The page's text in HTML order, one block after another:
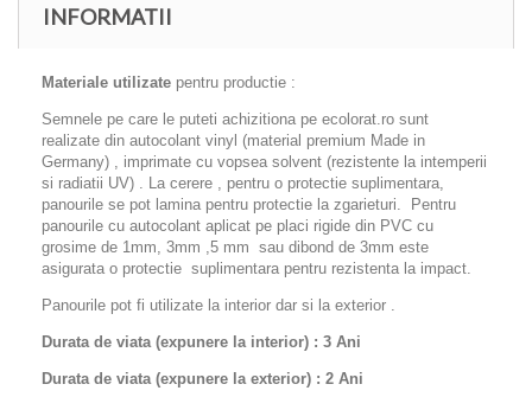
INFORMATII
Materiale utilizate pentru productie :
Semnele pe care le puteti achizitiona pe ecolorat.ro sunt
realizate din autocolant vinyl (material premium Made in
Germany) , imprimate cu vopsea solvent (rezistente la intemperii
si radiatii UV) . La cerere , pentru o protectie suplimentara,
panourile se pot lamina pentru protectie la zgarieturi. Pentru
panourile cu autocolant aplicat pe placi rigide din PVC cu
grosime de 1mm, 3mm ,5 mm sau dibond de 3mm este
asigurata o protectie suplimentara pentru rezistenta la impact.
Panourile pot fi utilizate la interior dar si la exterior .
Durata de viata (expunere la interior) : 3 Ani
Durata de viata (expunere la exterior) : 2 Ani